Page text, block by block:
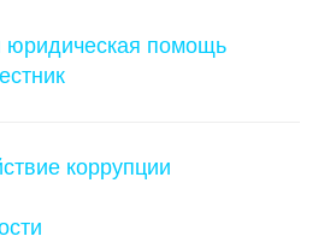
юридическая помощь
коррупции